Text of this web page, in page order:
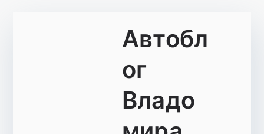
Автобл
ог
Владо